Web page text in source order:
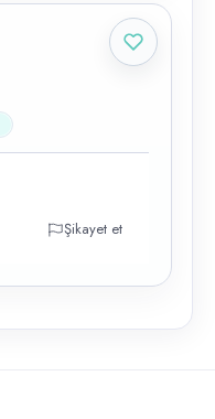
Şikayet et